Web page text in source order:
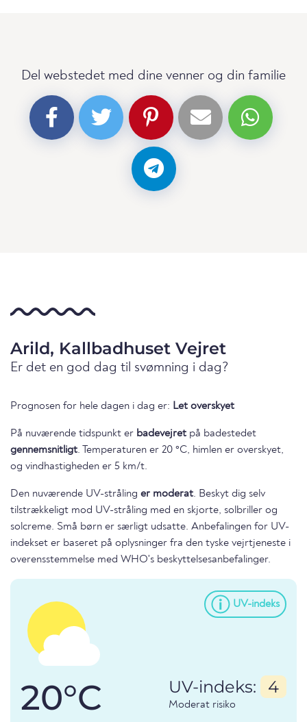
Del webstedet med dine venner og din familie
Arild, Kallbadhuset Vejret
Er det en god dag til svømning i dag?
Prognosen for hele dagen i dag er: Let overskyet
På nuværende tidspunkt er badevejret på badestedet
gennemsnitligt. Temperaturen er 20 °C, himlen er overskyet,
og vindhastigheden er 5 km/t.
Den nuværende UV-stråling er moderat. Beskyt dig selv
tilstrækkeligt mod UV-stråling med en skjorte, solbriller og
solcreme. Små børn er særligt udsatte. Anbefalingen for UV-
indekset er baseret på oplysninger fra den tyske vejrtjeneste i
overensstemmelse med WHO's beskyttelsesanbefalinger.
UV-indeks
20°C UV-indeks: 4
Moderat risiko